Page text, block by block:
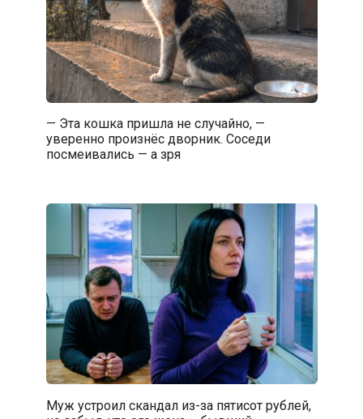
— Эта кошка пришла не случайно, —
уверенно произнёс дворник. Соседи
посмеивались — а зря
Муж устроил скандал из-за пятисот рублей,